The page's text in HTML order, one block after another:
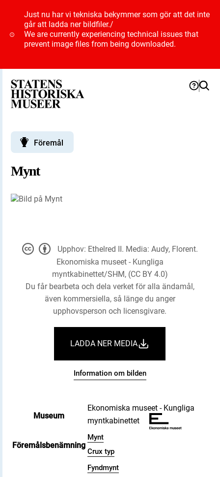
Just nu har vi tekniska bekymmer som gör att det inte
går att ladda ner bildfiler./
We are currently experiencing technical issues that
prevent image files from being downloaded.
Föremål
Mynt
Museum
Ekonomiska museet - Kungliga
myntkabinettet
Föremålsbenämning
Mynt
Crux typ
Fyndmynt
Upphov: Ethelred II. Media: Audy, Florent.
Ekonomiska museet - Kungliga
myntkabinettet/SHM, (CC BY 4.0)
Du får bearbeta och dela verket för alla ändamål,
även kommersiella, så länge du anger
upphovsperson och licensgivare.
LADDA NER MEDIA
Information om bilden